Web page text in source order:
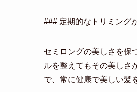
### 定期的なトリミング
セミロングの美しさを保
ルを整えてもその美しさ
で、常に健康で美しい髪